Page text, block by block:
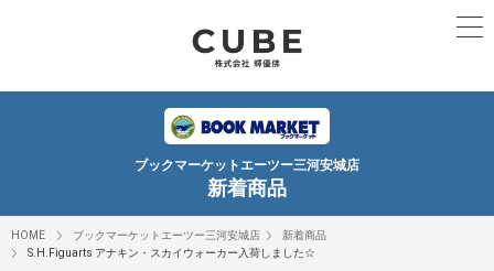
ブックマーケットエーツー三河安城店
新着商品
HOME ブックマーケットエーツー三河安城店
新着商品
S.H.Figuarts アナキン・スカイウォーカー入荷しました☆